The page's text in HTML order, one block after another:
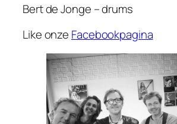
Bert de Jonge – drums
Like onze Facebookpagina